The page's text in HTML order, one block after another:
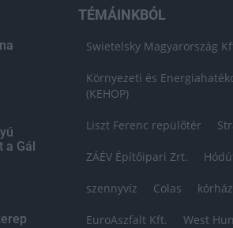
a Gál
TÉMÁINKBÓL
Swietelsky Magyarország
Környezeti és
(KEHOP)
Liszt Ferenc repülőtér
ZÁÉV Építőipari Zrt.
szennyvíz Colas
EuroAszfalt Kft. West